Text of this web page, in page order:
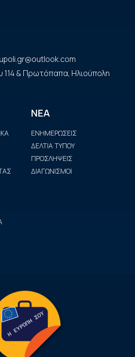
114 & Πρωτόπαπα, Ηλιούπολη
ΝΕΑ
ΕΝΗΜΕΡΩΣΕΙΣ
ΔΕΛΤΙΑ ΤΥΠΟΥ
ΠΡΟΣΛΗΨΕΙΣ
ΔΙΑΓΩΝΙΣΜΟΙ